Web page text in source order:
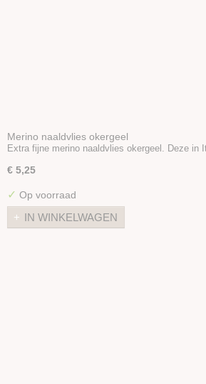
Merino naaldvlies okergeel
Extra fijne merino naaldvlies okergeel. Deze in
€ 5,25
✓ Op voorraad
IN WINKELWAGEN